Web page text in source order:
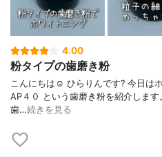
4.00
粉タイプの歯磨き粉
こんにちは☺️ ひらりんです? 今日は
AP４０ という歯磨き粉を紹介しま
歯…続きを見る